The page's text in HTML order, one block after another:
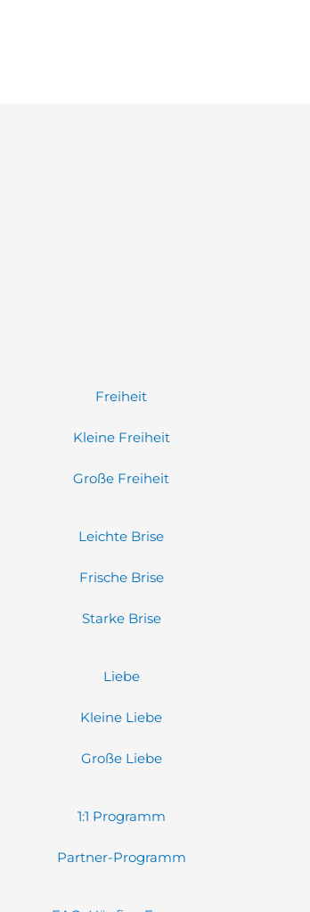
Freiheit
Kleine Freiheit
Große Freiheit
Leichte Brise
Frische Brise
Starke Brise
Liebe
Kleine Liebe
Große Liebe
1:1 Programm
Partner-Programm